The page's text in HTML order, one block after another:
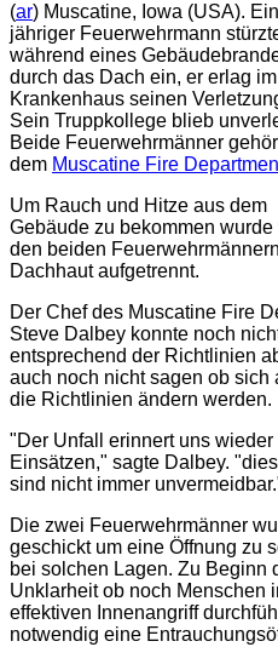
(ar) Muscatine, Iowa (USA).
jähriger Feuerwehrmann
während eines
durch das Dach ein, er erlag im
Krankenhaus seinen
Sein Truppkollege blieb
Beide Feuerwehrmänner
dem Muscatine Fire
Um Rauch und Hitze aus dem
Gebäude zu bekommen wurde
den beiden
Dachhaut aufgetrennt.
Der Chef des Muscatine Fire
Steve Dalbey konnte noch
entsprechend der Richtlinien
auch noch nicht sagen ob sich
die Richtlinien ändern werden.
"Der Unfall erinnert uns
Einsätzen," sagte Dalbey. "
sind nicht immer unvermeidbar.
Die zwei Feuerwehrmänner
geschickt um eine Öffnung zu
bei solchen Lagen. Zu Beginn
Unklarheit ob noch Menschen
effektiven Innenangriff
notwendig eine